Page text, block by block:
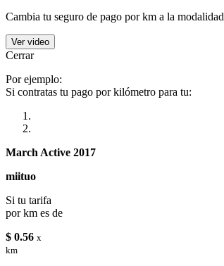
Cambia tu seguro de pago por km a la modalidad
Ver video
Cerrar
Por ejemplo:
Si contratas tu pago por kilómetro para tu:
March Active 2017
miituo
Si tu tarifa
por km es de
$ 0.56 x
km